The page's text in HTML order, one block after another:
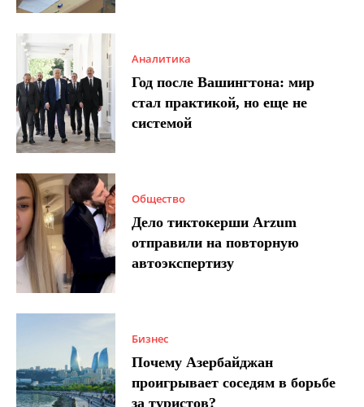
Аналитика
Год после Вашингтона: мир
стал практикой, но еще не
системой
Общество
Дело тиктокерши Arzum
отправили на повторную
автоэкспертизу
Бизнес
Почему Азербайджан
проигрывает соседям в борьбе
за туристов?